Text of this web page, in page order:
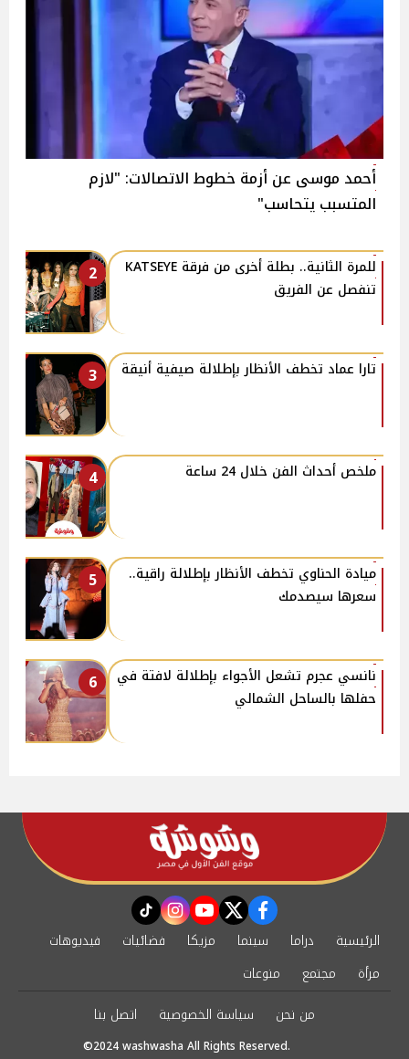
أحمد موسى عن أزمة خطوط الاتصالات: "لازم
المتسبب يتحاسب"
2
للمرة الثانية.. بطلة أخرى من فرقة KATSEYE
تنفصل عن الفريق
3 تارا عماد تخطف الأنظار بإطلالة صيفية أنيقة
4 ملخص أحداث الفن خلال 24 ساعة
5
ميادة الحناوي تخطف الأنظار بإطلالة راقية..
سعرها سيصدمك
6
نانسي عجرم تشعل الأجواء بإطلالة لافتة في
حفلها بالساحل الشمالي
facebook
twitter
youtube
instagram
tiktok
الرئيسية دراما سينما مزيكا فضائيات
فيديوهات
مرأة
مجتمع
منوعات
من نحن
سياسة الخصوصية اتصل بنا
©2024 washwasha All Rights Reserved.